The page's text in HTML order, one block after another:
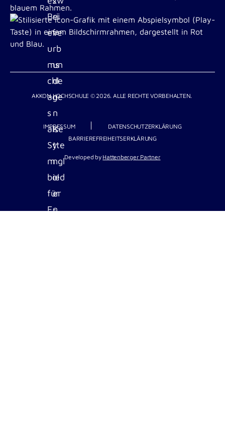
AKKON HOCHSCHULE © 2026. ALLE RECHTE VORBEHALTEN.
IMPRESSUM
DATENSCHUTZERKLÄRUNG
BARRIEREFREIHEITSERKLÄRUNG
Developed by Hattenberger Partner